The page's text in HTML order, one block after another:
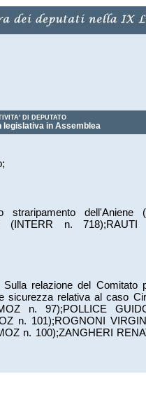
DI DEPUTATO
legislativa in Assemblea
straripamento dell'Aniene
(INTERR n.718);RAUTI
relazione del Comitato
sicurezza relativa al caso
n. 97);POLLICE
n. 101);ROGNONI
n. 100);ZANGHERI